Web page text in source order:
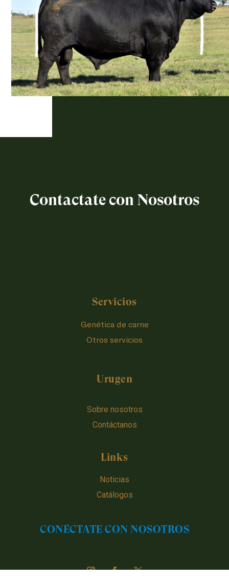
Contactate con Nosotros
Servicios
Genética de carne
Otros servicios
Urugen
Sobre nosotros
Contáctanos
Links
Noticias
Catálogos
CONÉCTATE CON NOSOTROS